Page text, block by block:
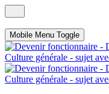
Mobile Menu Toggle